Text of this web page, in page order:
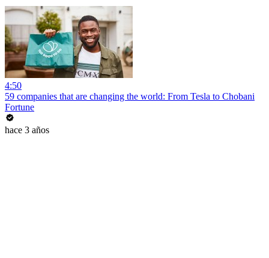
4:50
59 companies that are changing the world: From Tesla to Chobani
Fortune
hace 3 años